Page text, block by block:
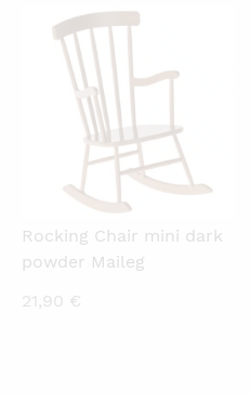
Rocking Chair mini dark
powder Maileg
21,90 €